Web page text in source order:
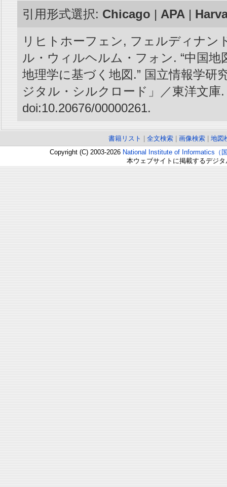
引用形式選択: Chicago | APA |
リヒトホーフェン, フェルディナン
ル・ウィルヘルム・フォン. “中国地
地理学に基づく地図.” 国立情報学研
ジタル・シルクロード」／東洋文庫.
doi:10.20676/00000261.
書籍リスト 全文検索 画像検索
地図
Copyright (C) 2003-2026 National Institute of Informatics（
本ウェブサイトに掲載するデジ